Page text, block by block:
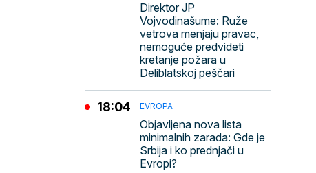
Direktor JP
Vojvodinašume: Ruže
vetrova menjaju pravac,
nemoguće predvideti
kretanje požara u
Deliblatskoj peščari
EVROPA
Objavljena nova lista
minimalnih zarada: Gde je
Srbija i ko prednjači u
Evropi?
18:04